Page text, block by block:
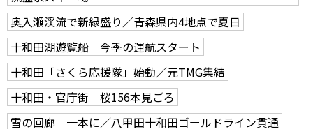
奥入瀬渓流で新緑盛り／青森県内4地点で夏日
十和田湖遊覧船 今季の運航スタート
十和田「さくら応援隊」始動／元TMG集結
十和田・官庁街 桜156本見ごろ
雪の回廊 一本に／八甲田十和田ゴールドライン貫通